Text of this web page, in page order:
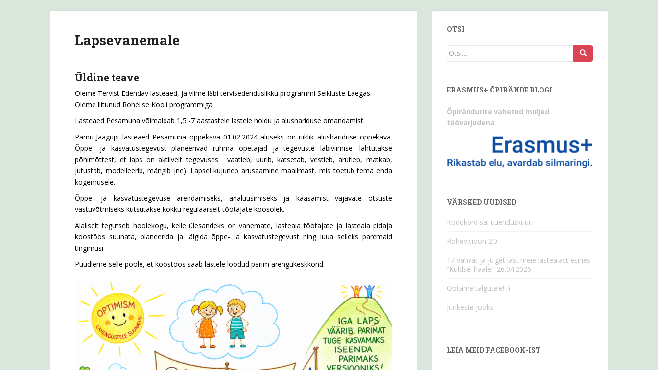
Lapsevanemale
Üldine teave
Oleme Tervist Edendav lasteaed, ja viime läbi tervisedenduslikku programmi Seikluste Laegas.
Oleme liitunud Rohelise Kooli programmiga.
Lasteaed Pesamuna võimaldab 1,5 -7 aastastele lastele hoidu ja alushariduse omandamist.
Pärnu-Jaagupi lasteaed Pesamuna õppekava_01.02.2024aluseks on riiklik alushariduse õppekava.
Õppe- ja kasvatustegevust planeerivad rühma õpetajad ja tegevuste läbiviimisel lähtutakse
põhimõttest, et laps on aktiivelt tegevuses: vaatleb, uurib, katsetab, vestleb, arutleb, matkab,
jutustab, modelleerib, mängib jne). Lapsel kujuneb arusaamine maailmast, mis toetub tema enda
kogemusele.
Õppe- ja kasvatustegevuse arendamiseks, analüüsimiseks ja kaasamist vajavate otsuste
vastuvõtmiseks kutsutakse kokku regulaarselt töötajate koosolek.
Alaliselt tegutseb hoolekogu, kelle ülesandeks on vanemate, lasteaia töötajate ja lasteaia pidaja
koostöös suunata, planeerida ja jälgida õppe- ja kasvatustegevust ning luua selleks paremaid
tingimusi.
Püüdleme selle poole, et koostöös saab lastele loodud parim arengukeskkond.
OTSI
Otsi
ERASMUS+ ÕPIRÄNDE BLOGI
Õpirändurite vahetud muljed
töövarjudena
VÄRSKED UUDISED
Kodukord sai uuenduskuuri
Rohevisioon 2.0
17 vahvat ja julget last meie lasteaiast esines
“Kuldsel häälel” 26.04.2026
Ootame talgutele! :)
Jürikeste jooks
LEIA MEID FACEBOOK-IST